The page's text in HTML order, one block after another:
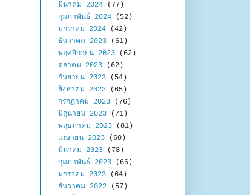
มีนาคม 2024 (77)
กุมภาพันธ์ 2024 (52)
มกราคม 2024 (42)
ธันวาคม 2023 (61)
พฤศจิกายน 2023 (62)
ตุลาคม 2023 (62)
กันยายน 2023 (54)
สิงหาคม 2023 (65)
กรกฎาคม 2023 (76)
มิถุนายน 2023 (71)
พฤษภาคม 2023 (81)
เมษายน 2023 (60)
มีนาคม 2023 (78)
กุมภาพันธ์ 2023 (66)
มกราคม 2023 (64)
ธันวาคม 2022 (57)